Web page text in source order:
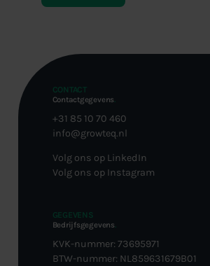
CONTACT
Contactgegevens.
+31 85 10 70 460
info@growteq.nl
Volg ons op LinkedIn
Volg ons op Instagram
GEGEVENS
Bedrijfsgegevens
KVK-nummer: 73695971
BTW-nummer: NL859631679B01